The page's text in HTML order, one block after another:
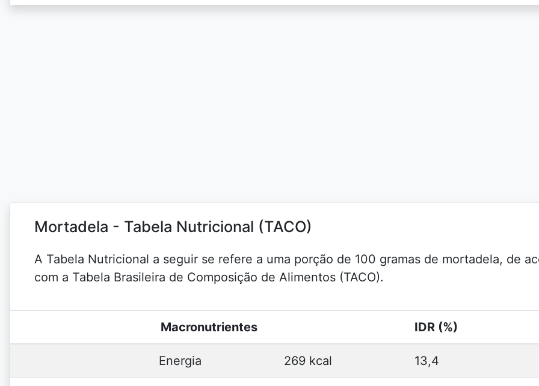
Mortadela - Tabela Nutricional (TACO)
A Tabela Nutricional a seguir se refere a uma porção de 100 gramas de mortadela, de
com a Tabela Brasileira de Composição de Alimentos (TACO).
Macronutrientes IDR (%)
Energia 269 kcal 13,4